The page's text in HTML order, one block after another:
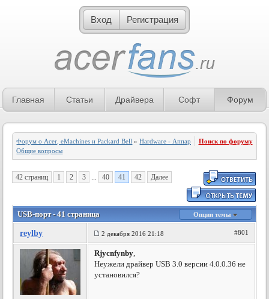
Вход Регистрация
Главная Статьи Драйвера Софт Форум
Форум о Acer, eMachines и Packard Bell »Hardware - Аппаратное обеспечение»
Общие вопросы
Поиск по форуму
42 страниц 1 2 3 ... 40 41 42 Далее
USB-порт - 41 страница Опции темы
reylby 2 декабря 2016 21:18 #801
Rjycnfynby,
Неужели драйвер USB 3.0 версии 4.0.0.36 не
установился?